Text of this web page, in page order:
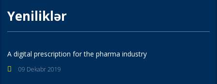
Yeniliklər
A digital prescription for the pharma industry
09 Dekabr 2019